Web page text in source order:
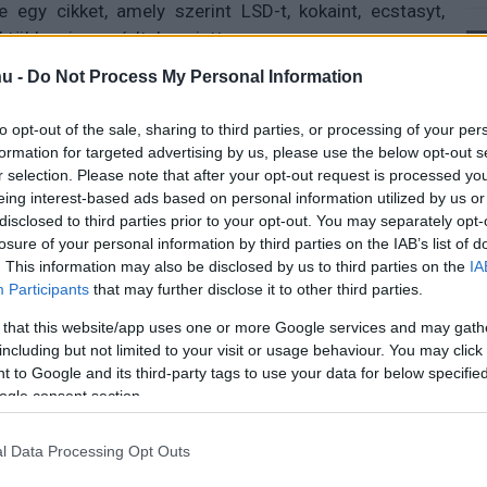
- Do Not Process My Personal Information
opt-out of the sale, sharing to third parties, or processing of your
for targeted advertising by us, please use the below opt-out
selection. Please note that after your opt-out request is processed
interest-based ads based on personal information utilized by us
to third parties prior to your opt-out. You may separately
of your personal information by third parties on the IAB’s list of
This information may also be disclosed by us to third parties on the
Participants that may further disclose it to other third parties.
that this website/app uses one or more Google services and may
but not limited to your visit or usage behaviour. You may
to Google and its third-party tags to use your data for below
consent section.
Data Processing Opt Outs
cikket, amely szerint LSD-t, kokaint, ecstasyt,
többen is aggódtak emiatt.
tesztjének valódiságát senki sem tudja
hagyatkozni, márpedig a Tesla és SpaceX vezérét
vagy félrevezető állításokon. Például azt
éves embereknek is fizet nyugdíjat, amit később
nem volt igaz.
2024 elején azt közölte, nem talált
Ugyanakkor a New York Times szerint Musk előre
pedig kérdéseket vet fel az eljárások hitelességével
a vitát, főleg egy olyan év után, amikor Musk a
például láncfűrészes mutatványával a
mozdulataival. Bár sokan azzal védekeznek, hogy